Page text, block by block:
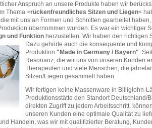
Anspruch an unsere Produkte haben wir
Thema >rückenfreundliches Sitzen und Liegen<
mit uns an Formen und Schnitten gearbeitet
übernommen wurden. Es war ein wichtiger
und Funktion herzustellen. Wir haben den richtigen
Dazu gehörte auch die konsequente und
Produktion "Made in Germany / Bayern" .
Resonanz, die wir uns von unseren Kunden
Therapeuten und viele Menschen, die
Sitzen/Liegen gesammelt haben.
Wir fertigen keine Massenware in Billiglohn-
Produktionsstätte den Standort Deutschland/
direkten Zugriff zu jedem Arbeitsschritt,
unseren Kunden eine optimale Qualität zu
Handeln, was wir mit qualifizierter Beratung,